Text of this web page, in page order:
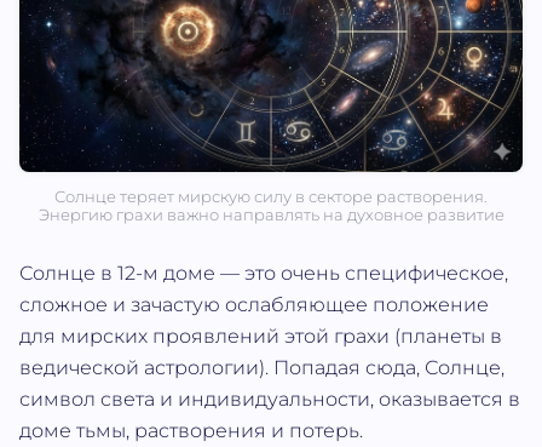
Солнце теряет мирскую силу в секторе растворения.
Энергию грахи важно направлять на духовное развитие
Солнце в 12-м доме — это очень специфическое,
сложное и зачастую ослабляющее положение
для мирских проявлений этой грахи (планеты в
ведической астрологии). Попадая сюда, Солнце,
символ света и индивидуальности, оказывается в
доме тьмы, растворения и потерь.